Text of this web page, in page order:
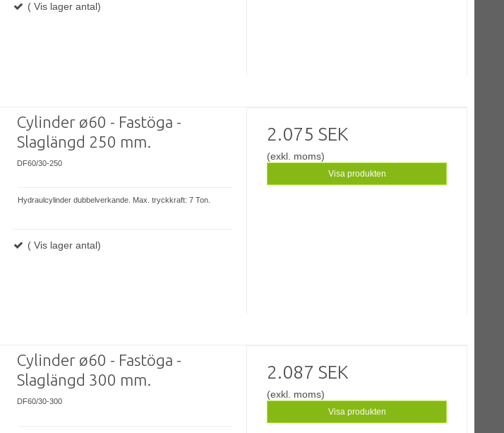
( Vis lager antal)
Cylinder ø60 - Fastöga -
Slaglängd 250 mm.
DF60/30-250
Hydraulcylinder dubbelverkande. Max. tryckkraft: 7 Ton.
( Vis lager antal)
2.075 SEK
(exkl. moms)
Visa produkten
Cylinder ø60 - Fastöga -
Slaglängd 300 mm.
DF60/30-300
2.087 SEK
(exkl. moms)
Visa produkten